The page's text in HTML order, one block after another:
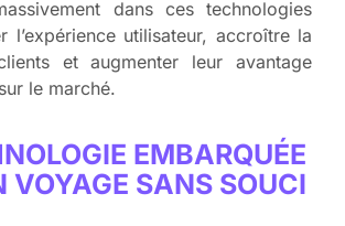
dans ces technologies
l’expérience utilisateur, accroître la
et augmenter leur avantage
le marché.
EMBARQUÉE
VOYAGE SANS SOUCI